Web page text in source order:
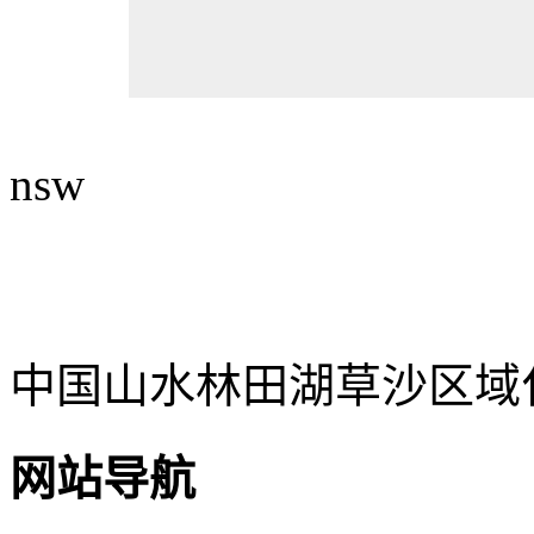
nsw
中国山水林田湖草沙区
网站导航